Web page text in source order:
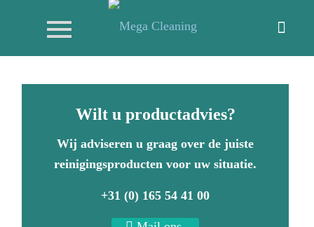
Wilt u productadvies?
Wij adviseren u graag over de juiste
reinigingsproducten voor uw situatie.
+31 (0) 165 54 41 00